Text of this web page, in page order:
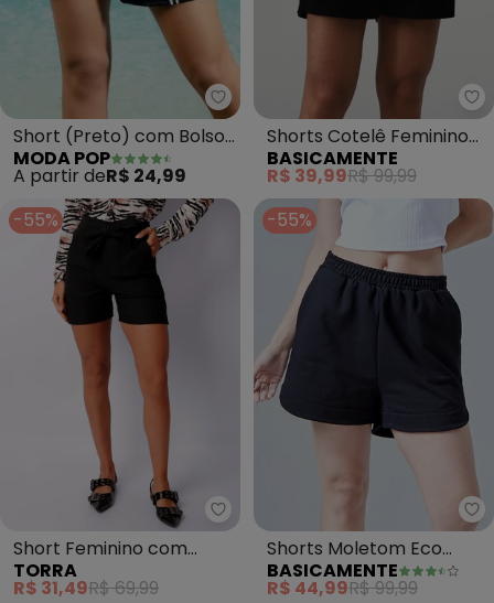
Moda Pop - Short (Preto) com
Short (Preto) com Bolsos
e Cadarço nas Laterais
MODA POP
A partir deR$ 24,99
Shorts Cotelê Feminino
(Preto)
BASICAMENTE
R$ 39,99R$ 99,99
-55%
Torra - Short Feminino com
Short Feminino com
Amarração (Preto)
TORRA
R$ 31,49R$ 69,99
-55%
Shorts Moletom Eco
Feminino (Preto)
BASICAMENTE
R$ 44,99R$ 99,99